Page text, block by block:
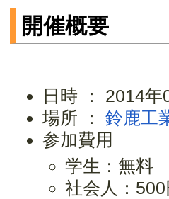
開催概要
日時 ： 2014年
場所 ： 鈴鹿工
参加費用
学生：無料
社会人：500